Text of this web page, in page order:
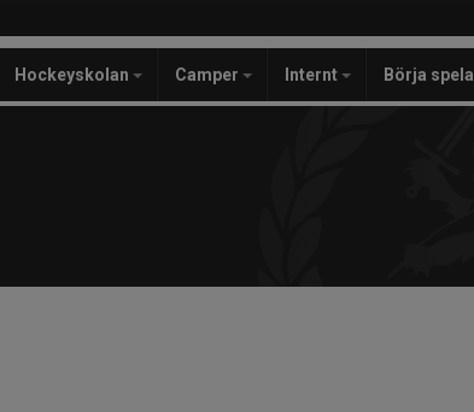
Hockeyskolan Camper Internt Börja spela